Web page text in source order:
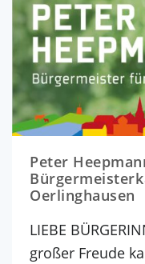
Peter
Oerlinghausen
LIEBE
großer Freude